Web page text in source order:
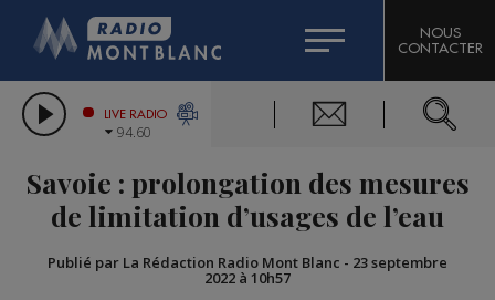
LES CHRONIQUES DE L'EXPERT
CITIZEN MACHINERY
GRAND MASSIF DOMAINES SKIABLES
BIGARD
COMPAGNIE DU MONT-BLANC
NOUS
CONTACTER
LIVE RADIO
94.60
Savoie : prolongation des mesures
de limitation d’usages de l’eau
Publié par La Rédaction Radio Mont Blanc - 23 septembre
2022 à 10h57